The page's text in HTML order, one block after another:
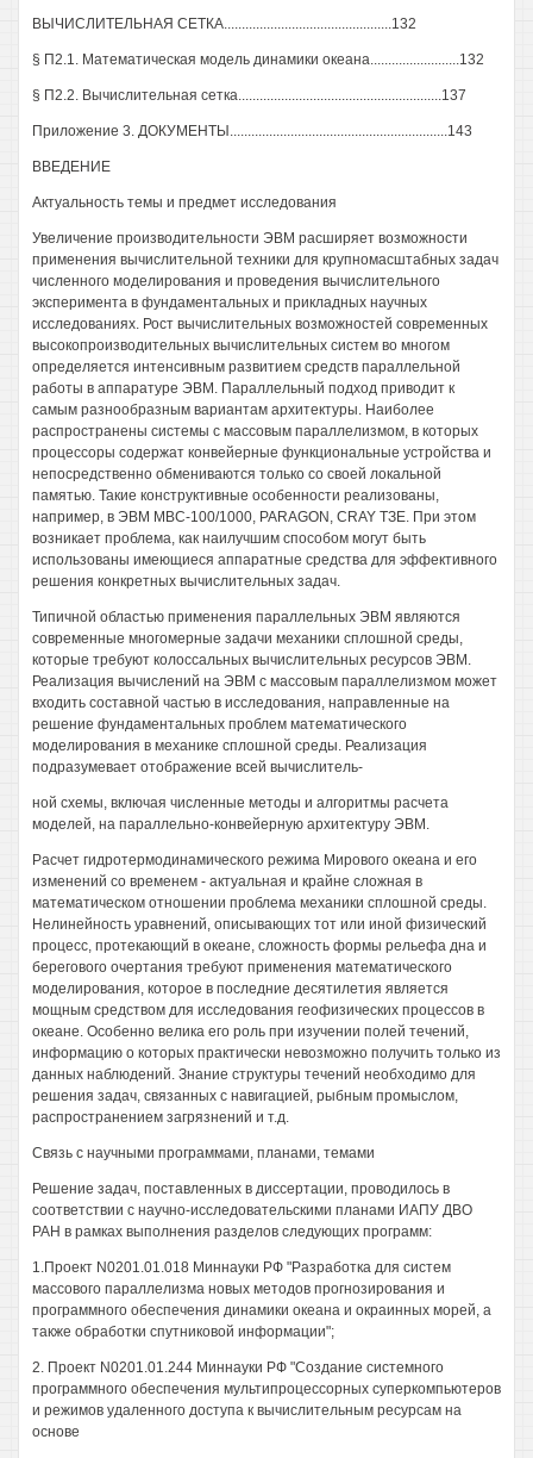
ВЫЧИСЛИТЕЛЬНАЯ СЕТКА...............................................132
§ П2.1. Математическая модель динамики океана.........................132
§ П2.2. Вычислительная сетка.........................................................137
Приложение 3. ДОКУМЕНТЫ.............................................................143
ВВЕДЕНИЕ
Актуальность темы и предмет исследования
Увеличение производительности ЭВМ расширяет возможности
применения вычислительной техники для крупномасштабных задач
численного моделирования и проведения вычислительного
эксперимента в фундаментальных и прикладных научных
исследованиях. Рост вычислительных возможностей современных
высокопроизводительных вычислительных систем во многом
определяется интенсивным развитием средств параллельной
работы в аппаратуре ЭВМ. Параллельный подход приводит к
самым разнообразным вариантам архитектуры. Наиболее
распространены системы с массовым параллелизмом, в которых
процессоры содержат конвейерные функциональные устройства и
непосредственно обмениваются только со своей локальной
памятью. Такие конструктивные особенности реализованы,
например, в ЭВМ МВС-100/1000, PARAGON, CRAY ТЗЕ. При этом
возникает проблема, как наилучшим способом могут быть
использованы имеющиеся аппаратные средства для эффективного
решения конкретных вычислительных задач.
Типичной областью применения параллельных ЭВМ являются
современные многомерные задачи механики сплошной среды,
которые требуют колоссальных вычислительных ресурсов ЭВМ.
Реализация вычислений на ЭВМ с массовым параллелизмом может
входить составной частью в исследования, направленные на
решение фундаментальных проблем математического
моделирования в механике сплошной среды. Реализация
подразумевает отображение всей вычислитель-
ной схемы, включая численные методы и алгоритмы расчета
моделей, на параллельно-конвейерную архитектуру ЭВМ.
Расчет гидротермодинамического режима Мирового океана и его
изменений со временем - актуальная и крайне сложная в
математическом отношении проблема механики сплошной среды.
Нелинейность уравнений, описывающих тот или иной физический
процесс, протекающий в океане, сложность формы рельефа дна и
берегового очертания требуют применения математического
моделирования, которое в последние десятилетия является
мощным средством для исследования геофизических процессов в
океане. Особенно велика его роль при изучении полей течений,
информацию о которых практически невозможно получить только из
данных наблюдений. Знание структуры течений необходимо для
решения задач, связанных с навигацией, рыбным промыслом,
распространением загрязнений и т.д.
Связь с научными программами, планами, темами
Решение задач, поставленных в диссертации, проводилось в
соответствии с научно-исследовательскими планами ИАПУ ДВО
РАН в рамках выполнения разделов следующих программ:
1.Проект N0201.01.018 Миннауки РФ "Разработка для систем
массового параллелизма новых методов прогнозирования и
программного обеспечения динамики океана и окраинных морей, а
также обработки спутниковой информации";
2. Проект N0201.01.244 Миннауки РФ "Создание системного
программного обеспечения мультипроцессорных суперкомпьютеров
и режимов удаленного доступа к вычислительным ресурсам на
основе